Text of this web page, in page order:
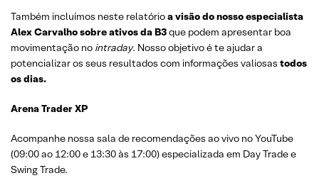
Também incluímos neste relatórioa visão do nosso especialista
Alex Carvalho sobre ativos da B3que podem apresentar boa
movimentação no intraday. Nosso objetivo é te ajudar a
potencializar os seus resultados com informações valiosas todos
os dias.
Arena Trader XP
Acompanhe nossa sala de recomendações ao vivo no YouTube
(09:00 ao 12:00 e 13:30 às 17:00) especializada em Day Trade e
Swing Trade.